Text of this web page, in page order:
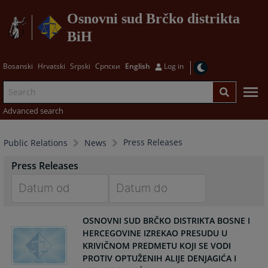
Osnovni sud Brčko distrikta
BiH
Bosanski Hrvatski Srpski Српски English Log in
Advanced search
Public Relations News Press Releases
Press Releases
interact
with
forward
to
interact
with
OSNOVNI SUD BRČKO DISTRIKTA BOSNE I
HERCEGOVINE IZREKAO PRESUDU U
KRIVIČNOM PREDMETU KOJI SE VODI
PROTIV OPTUŽENIH ALIJE DENJAGIĆA I